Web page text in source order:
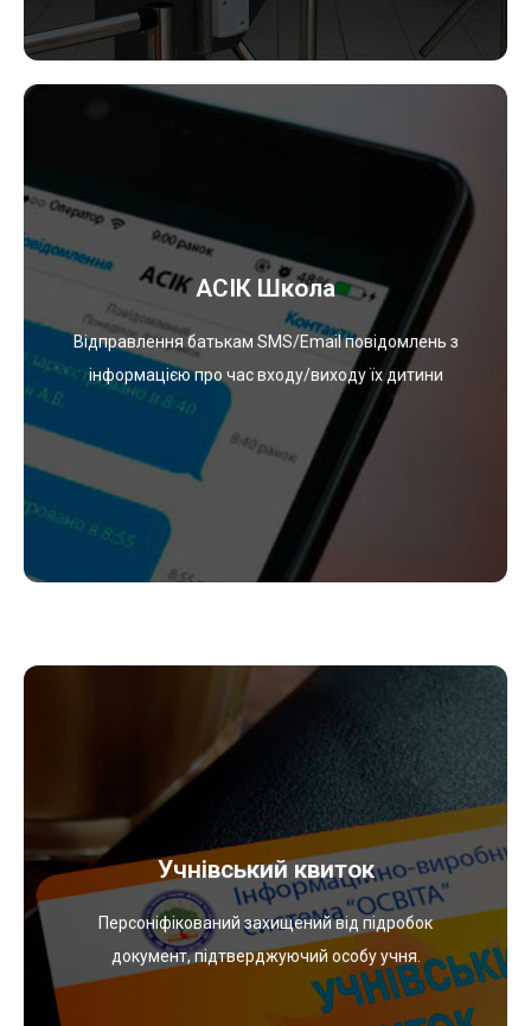
АСІК Школа
Відправлення батькам SMS/Email повідомлень з
інформацією про час входу/виходу їх дитини
АСІК Школа
Оперативне сповіщення батьків про вхід / вихід
дітей з навчального закладу за допомогою SMS та
електронної пошти. Автоматизація основних
навчальних процесів, пов’язаних з плануванням
шкільних занять, контролем знань, моніторингом
успішності і т.д.
Учнівський квиток
Персоніфікований захищений від підробок
документ, підтверджуючий особу учня.
Містить основну інформацію про особу (Місце
проживання, телефон та назву школи, дуже
важливо – групу та резус крові). Картка доступу в
навчальний заклад. Документ який забезпечує
захист від несанкціонованого доступу в
навчальний заклад сторонніх осіб.